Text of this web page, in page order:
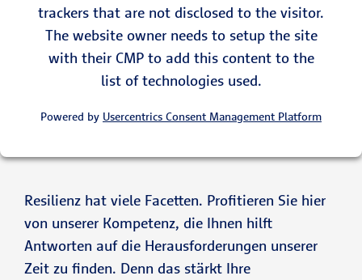
trackers that are not disclosed to the visitor.
The website owner needs to setup the site
with their CMP to add this content to the
list of technologies used.
Powered by Usercentrics Consent Management Platform
Resilienz hat viele Facetten. Profitieren Sie hier
von unserer Kompetenz, die Ihnen hilft
Antworten auf die Herausforderungen unserer
Zeit zu finden. Denn das stärkt Ihre